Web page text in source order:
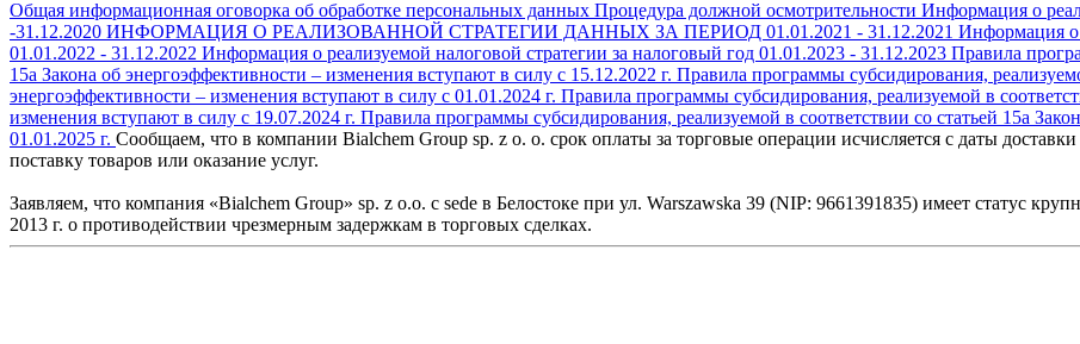
Общая информационная оговорка об обработке персональных данных Процедура должной осмотрительности Информация о
-31.12.2020 ИНФОРМАЦИЯ О РЕАЛИЗОВАННОЙ СТРАТЕГИИ ДАННЫХ ЗА ПЕРИОД 01.01.2021 - 31.12.2021 Информация о
01.01.2022 - 31.12.2022 Информация о реализуемой налоговой стратегии за налоговый год 01.01.2023 - 31.12.2023 Правила
15a Закона об энергоэффективности – изменения вступают в силу с 15.12.2022 г. Правила программы субсидирования,
энергоэффективности – изменения вступают в силу с 01.01.2024 г. Правила программы субсидирования, реализуемой в
изменения вступают в силу с 19.07.2024 г. Правила программы субсидирования, реализуемой в соответствии со статьей 15a
01.01.2025 г. Сообщаем, что в компании Bialchem Group sp. z o. o. срок оплаты за торговые операции исчисляется с даты
поставку товаров или оказание услуг.
Заявляем, что компания «Bialchem Group» sp. z o.o. с sede в Белостоке при ул. Warszawska 39 (NIP: 9661391835) имеет статус
2013 г. о противодействии чрезмерным задержкам в торговых сделках.